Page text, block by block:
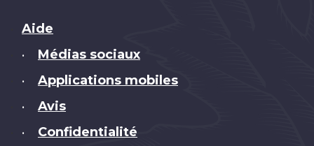
Brand
Aide
• Médias sociaux
• Applications mobiles
• Avis
• Confidentialité